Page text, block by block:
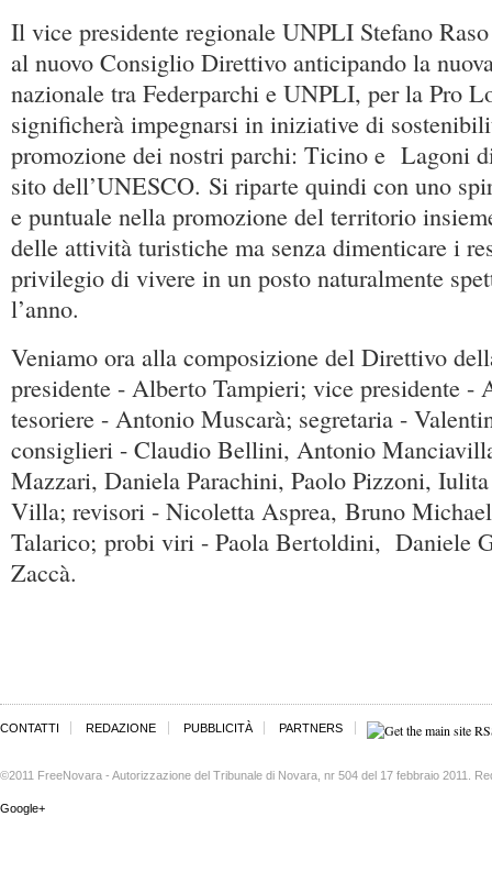
Il vice presidente regionale UNPLI Stefano
al nuovo Consiglio Direttivo anticipando la
nazionale tra Federparchi e UNPLI, per la Pro
significherà impegnarsi in iniziative di
promozione dei nostri parchi: Ticino e Lagoni
sito dell’UNESCO. Si riparte quindi con uno
e puntuale nella promozione del territorio
delle attività turistiche ma senza dimenticare i
privilegio di vivere in un posto naturalmente
l’anno.
Veniamo ora alla composizione del Direttivo
presidente - Alberto Tampieri; vice presidente -
tesoriere - Antonio Muscarà; segretaria -
consiglieri - Claudio Bellini, Antonio
Mazzari, Daniela Parachini, Paolo Pizzoni,
Villa; revisori - Nicoletta Asprea, Bruno
Talarico; probi viri - Paola Bertoldini, Daniele
Zaccà.
CONTATTI REDAZIONE PUBBLICITÀ PARTNERS
©2011 FreeNovara - Autorizzazione del Tribunale di Novara, nr 504 del 17 febbraio 2011.
Google+